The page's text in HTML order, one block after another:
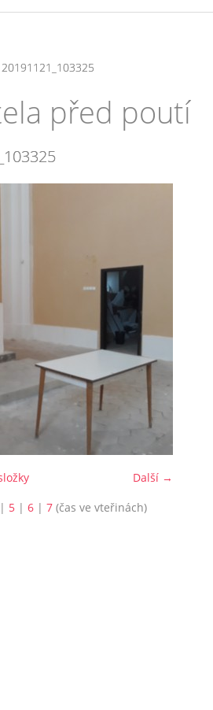
20191121_103325
před poutí
Další →
5| 6| 7(čas ve vteřinách)